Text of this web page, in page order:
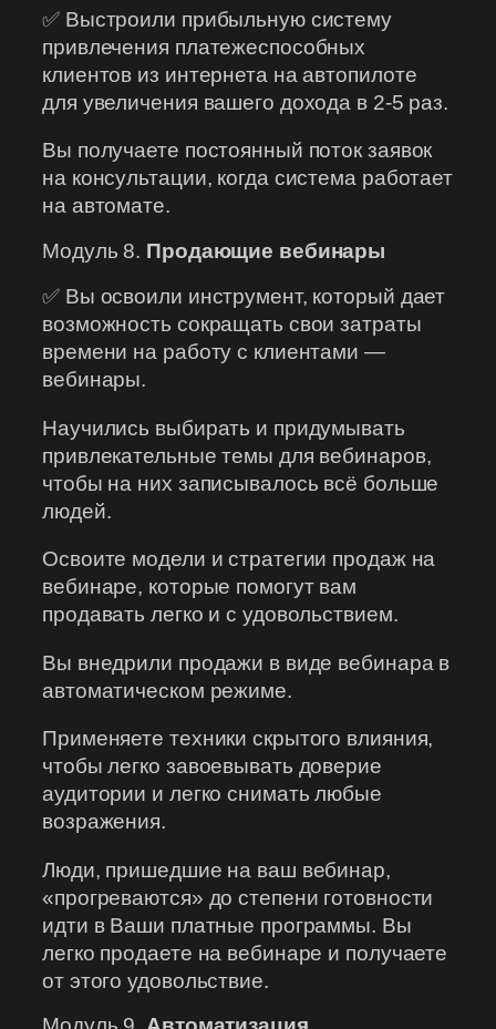
✅ Выстроили прибыльную систему
привлечения платежеспособных
клиентов из интернета на автопилоте
для увеличения вашего дохода в 2-5 раз.
Вы получаете постоянный поток заявок
на консультации, когда система работает
на автомате.
Модуль 8. Продающие вебинары
✅ Вы освоили инструмент, который дает
возможность сокращать свои затраты
времени на работу с клиентами —
вебинары.
Научились выбирать и придумывать
привлекательные темы для вебинаров,
чтобы на них записывалось всё больше
людей.
Освоите модели и стратегии продаж на
вебинаре, которые помогут вам
продавать легко и с удовольствием.
Вы внедрили продажи в виде вебинара в
автоматическом режиме.
Применяете техники скрытого влияния,
чтобы легко завоевывать доверие
аудитории и легко снимать любые
возражения.
Люди, пришедшие на ваш вебинар,
«прогреваются» до степени готовности
идти в Ваши платные программы. Вы
легко продаете на вебинаре и получаете
от этого удовольствие.